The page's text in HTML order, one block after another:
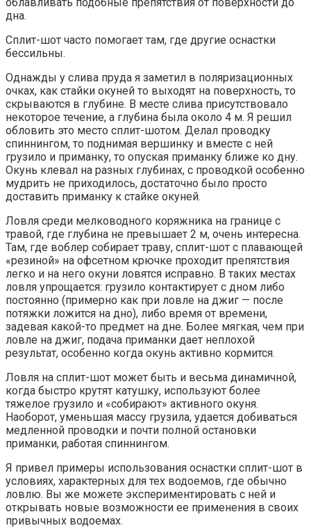
дна.
Сплит-шот часто помогает там, где другие оснастки
бессильны.
Однажды у слива пруда я заметил в поляризационных
очках, как стайки окуней то выходят на поверхность, то
скрываются в глубине. В месте слива присутствовало
некоторое течение, а глубина была около 4 м. Я решил
обловить это место сплит-шотом. Делал проводку
спиннингом, то поднимая вершинку и вместе с ней
грузило и приманку, то опуская приманку ближе ко дну.
Окунь клевал на разных глубинах, с проводкой особенно
мудрить не приходилось, достаточно было просто
доставить приманку к стайке окуней.
Ловля среди мелководного коряжника на границе с
травой, где глубина не превышает 2 м, очень интересна.
Там, где воблер собирает траву, сплит-шот с плавающей
«резиной» на офсетном крючке проходит препятствия
легко и на него окуни ловятся исправно. В таких местах
ловля упрощается: грузило контактирует с дном либо
постоянно (примерно как при ловле на джиг — после
потяжки ложится на дно), либо время от времени,
задевая какой-то предмет на дне. Более мягкая, чем при
ловле на джиг, подача приманки дает неплохой
результат, особенно когда окунь активно кормится.
Ловля на сплит-шот может быть и весьма динамичной,
когда быстро крутят катушку, используют более
тяжелое грузило и «собирают» активного окуня.
Наоборот, уменьшая массу грузила, удается добиваться
медленной проводки и почти полной остановки
приманки, работая спиннингом.
Я привел примеры использования оснастки сплит-шот в
условиях, характерных для тех водоемов, где обычно
ловлю. Вы же можете экспериментировать с ней и
открывать новые возможности ее применения в своих
привычных водоемах.